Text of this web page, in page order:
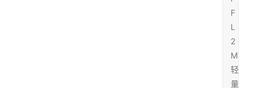
F
L
2
M
轻
量